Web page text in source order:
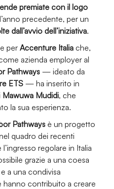
premiate con il logo
precedente, per un
dall’avvio dell’iniziativa.
perAccenture Italiache,
azienda employer al
Pathways— ideato da
ETS— ha inserito in
Mawuwa Mudidi, che
la sua esperienza.
Pathwaysè un progetto
quadro dei recenti
regolare in Italia
grazie a una coesa
a una condivisa
contribuito a creare